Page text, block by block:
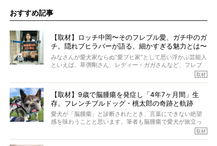
おすすめ記事
【取材】ロッチ中岡〜そのフレブル愛、ガチ中のガ
チ。隠れブヒラバーが語る、細かすぎる魅力とは〜
【前編】
みなさんが愛犬家ならぬ“愛ブヒ家”として思い浮かぶ芸能人
といえば、草彅剛さん、レディー・ガガさんなど、フレブ
ルを飼っている方が多いと思います。が、ロッチ中岡さん
も、じつは大のフレブルラバーだというのをご存知です
んのインスタグラムを覗くと、たくさんのフレブルアカウ
ントがフォローされていて、わが『FRENCH BULLDOG
LIFE』モデルのnicoやトーラスも、その中の一頭。
そんな中岡さんに、フレブルの魅力を語っていただきまし
た。そのブヒ愛っぷりは、思ってた以上！ ガチ中のガチ
取材
【取材】9歳で脳腫瘍を発症し「4年7ヶ月間」生
存。フレンチブルドッグ・桃太郎の奇跡と軌跡
愛犬が「脳腫瘍」と診断されたとき、言葉にできない絶望
感を味わうことと思います。筆者も脳腫瘍で愛犬が旅立っ
たひとり。だからこそ、どれほど厄介で困難な病気かを理
解をしているつもりです。「発症から1年生存すれば素晴ら
取材